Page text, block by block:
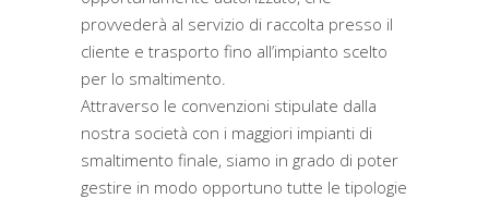
provvederà al servizio di raccolta presso il
cliente e trasporto fino all’impianto scelto
per lo smaltimento.
Attraverso le convenzioni stipulate dalla
nostra società con i maggiori impianti di
smaltimento finale, siamo in grado di poter
gestire in modo opportuno tutte le tipologie